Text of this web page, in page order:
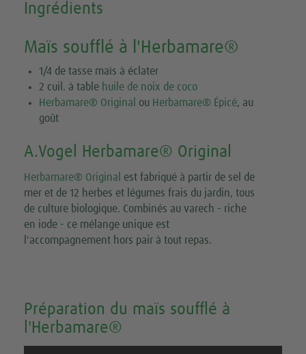
Ingrédients
Maïs soufflé à l'Herbamare®
1/4 de tasse maïs à éclater
2 cuil. à table huile de noix de coco
Herbamare® Original
ou Herbamare® Épicé, au
goût
A.Vogel Herbamare® Original
Herbamare® Original
est fabriqué à partir de sel de
mer et de 12 herbes et légumes frais du jardin, tous
de culture biologique. Combinés au varech - riche
en iode - ce mélange unique est
l'accompagnement hors pair à tout repas.
Préparation du maïs soufflé à
l'Herbamare®